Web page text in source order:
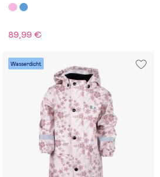
89,99 €
Wasserdicht